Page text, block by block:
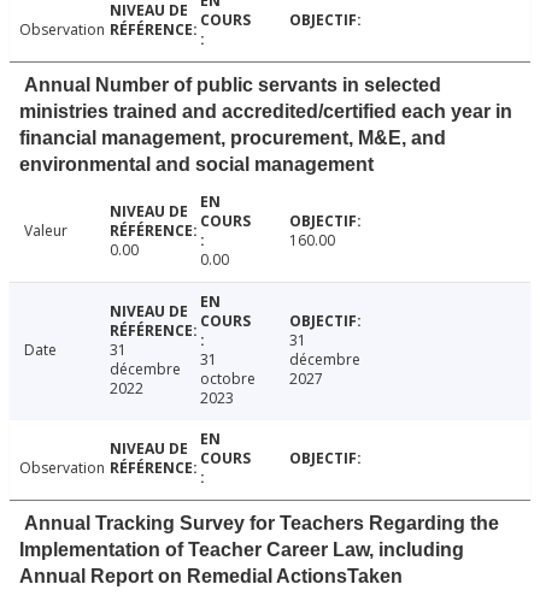
Observation
Annual Number of public servants in selected
ministries trained and accredited/certified each year in
financial management, procurement, M&E, and
environmental and social management
Valeur
0.00
0.00
160.00
Date
31
décembre
2022
31
octobre
2023
31
décembre
2027
Observation
Annual Tracking Survey for Teachers Regarding the
Implementation of Teacher Career Law, including
Annual Report on Remedial ActionsTaken